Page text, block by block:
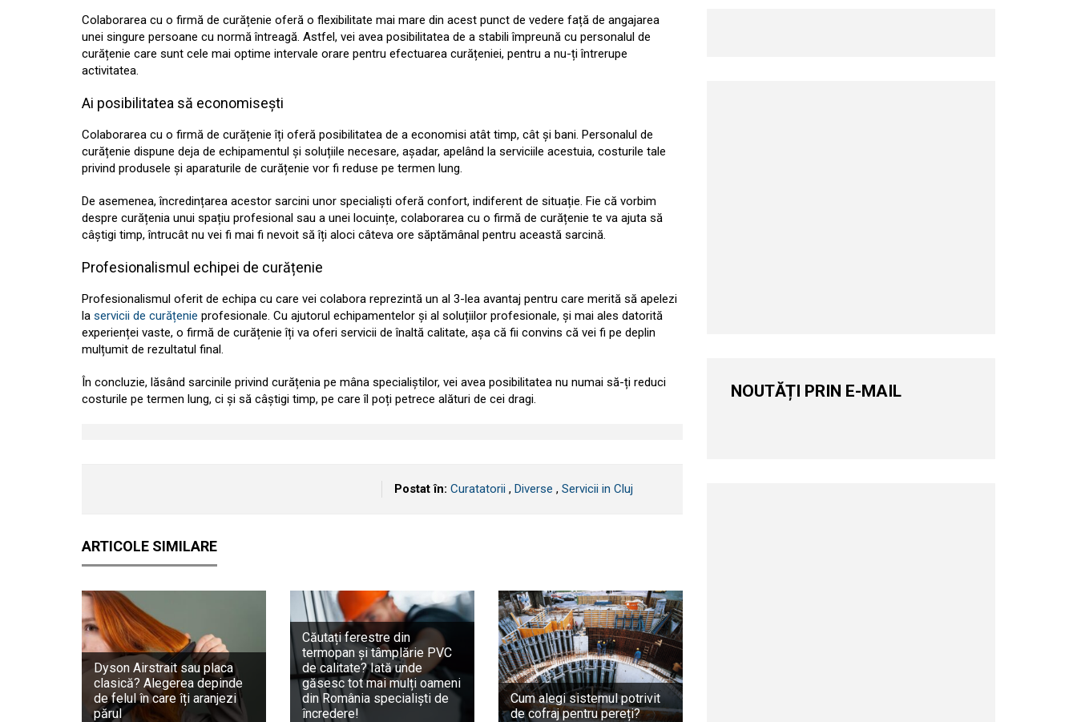
Colaborarea cu o firmă de curățenie oferă o flexibilitate mai mare din acest punct de vedere față de angajarea
unei singure persoane cu normă întreagă. Astfel, vei avea posibilitatea de a stabili împreună cu personalul de
curățenie care sunt cele mai optime intervale orare pentru efectuarea curățeniei, pentru a nu-ți întrerupe
activitatea.
Ai posibilitatea să economisești
Colaborarea cu o firmă de curățenie îți oferă posibilitatea de a economisi atât timp, cât și bani. Personalul de
curățenie dispune deja de echipamentul și soluțiile necesare, așadar, apelând la serviciile acestuia, costurile tale
privind produsele și aparaturile de curățenie vor fi reduse pe termen lung.
De asemenea, încredințarea acestor sarcini unor specialiști oferă confort, indiferent de situație. Fie că vorbim
despre curățenia unui spațiu profesional sau a unei locuințe, colaborarea cu o firmă de curățenie te va ajuta să
câștigi timp, întrucât nu vei fi mai fi nevoit să îți aloci câteva ore săptămânal pentru această sarcină.
Profesionalismul echipei de curățenie
Profesionalismul oferit de echipa cu care vei colabora reprezintă un al 3-lea avantaj pentru care merită să apelezi
la servicii de curățenie profesionale. Cu ajutorul echipamentelor și al soluțiilor profesionale, și mai ales datorită
experienței vaste, o firmă de curățenie îți va oferi servicii de înaltă calitate, așa că fii convins că vei fi pe deplin
mulțumit de rezultatul final.
În concluzie, lăsând sarcinile privind curățenia pe mâna specialiștilor, vei avea posibilitatea nu numai să-ți reduci
costurile pe termen lung, ci și să câștigi timp, pe care îl poți petrece alături de cei dragi.
Postat în: Curatatorii , Diverse , Servicii in Cluj
ARTICOLE SIMILARE
Dyson Airstrait sau placa
clasică? Alegerea depinde
de felul în care îți aranjezi
părul
Căutați ferestre din
termopan și tâmplărie PVC
de calitate? Iată unde
găsesc tot mai mulți oameni
din România specialiști de
încredere!
Cum alegi sistemul potrivit
de cofraj pentru pereți?
NOUTĂȚI PRIN E-MAIL